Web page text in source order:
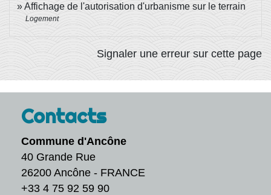
Affichage de l'autorisation d'urbanisme sur le terrain
Logement
Signaler une erreur sur cette page
Contacts
Commune d'Ancône
40 Grande Rue
26200 Ancône - FRANCE
+33 4 75 92 59 90